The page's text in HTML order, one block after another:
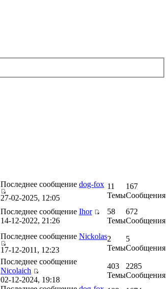
Последнее сообщение dog-fox
27-02-2025, 12:05
11
Темы
167
Сообщения
Последнее сообщение Ihor
14-12-2022, 21:26
58
Темы
672
Сообщения
Последнее сообщение Nickolas
17-12-2011, 12:23
2
Темы
5
Сообщения
Последнее сообщение
Nicolaich
02-12-2024, 19:18
403
Темы
2285
Сообщения